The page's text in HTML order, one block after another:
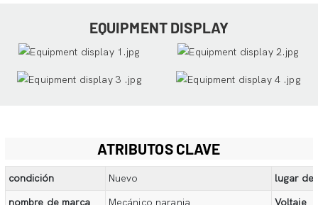
EQUIPMENT DISPLAY
ATRIBUTOS CLAVE
condición Nuevo
lugar de
nombre de marca
Mecánico naranja
Voltaje